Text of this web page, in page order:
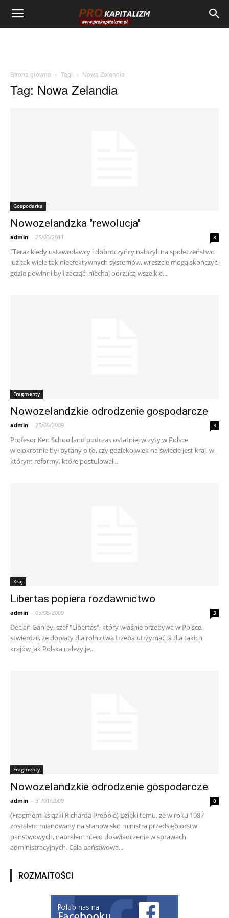
Strona główna Tagi Nowa Zelandia
Tag: Nowa Zelandia
Gospodarka
Nowozelandzka "rewolucja"
admin - 25/03/2011 8
"Teraz kiedy ustawodawcy i dobroczyńcy nałożyli na społeczeństwo
już tak wiele tak nieefektywnych systemów, wreszcie mogą skończyć,
gdzie powinni byli zacząć: niechaj odrzucą wszelkie...
Fragmenty
Nowozelandzkie odrodzenie gospodarcze
admin - 25/06/2009 3
Profesor Ken Schoolland podczas ostatniej wizyty w Polsce
wielokrotnie był pytany o to, czy gdziekolwiek na świecie jest kraj, w
którym reformy, które postulował...
Kraj
Libertas popiera rozdawnictwo
admin - 05/05/2009 3
Declan Ganley, szef "Libertas", który właśnie przebywa w Polsce,
stwierdził, że dopłaty dla rolnictwa trzeba utrzymać, a dla takich
krajów jak Polska należy je...
Fragmenty
Nowozelandzkie odrodzenie gospodarcze
admin - 31/01/2009 0
(Fragment książki Richarda Prebble) Dzięki temu, że w roku 1987
zostałem mianowany na stanowisko ministra przedsiębiorstw
państwowych, nabrałem nieco doświadczenia w sprawach
administracyjnych. Cała państwowa...
ROZMAITOŚCI